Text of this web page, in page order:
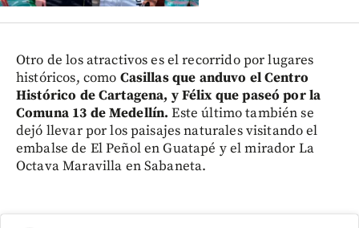
Otro de los atractivos es el recorrido por lugares
históricos, como Casillas que anduvo el Centro
Histórico de Cartagena, y Félix que paseó por la
Comuna 13 de Medellín. Este último también se
dejó llevar por los paisajes naturales visitando el
embalse de El Peñol en Guatapé y el mirador La
Octava Maravilla en Sabaneta.